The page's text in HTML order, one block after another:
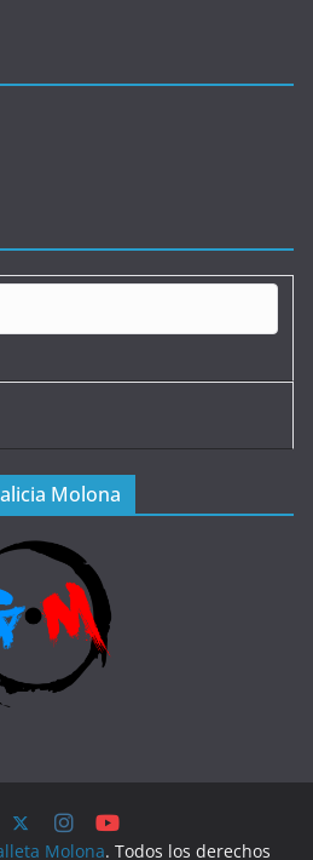
Molona
Molona. Todos los derechos